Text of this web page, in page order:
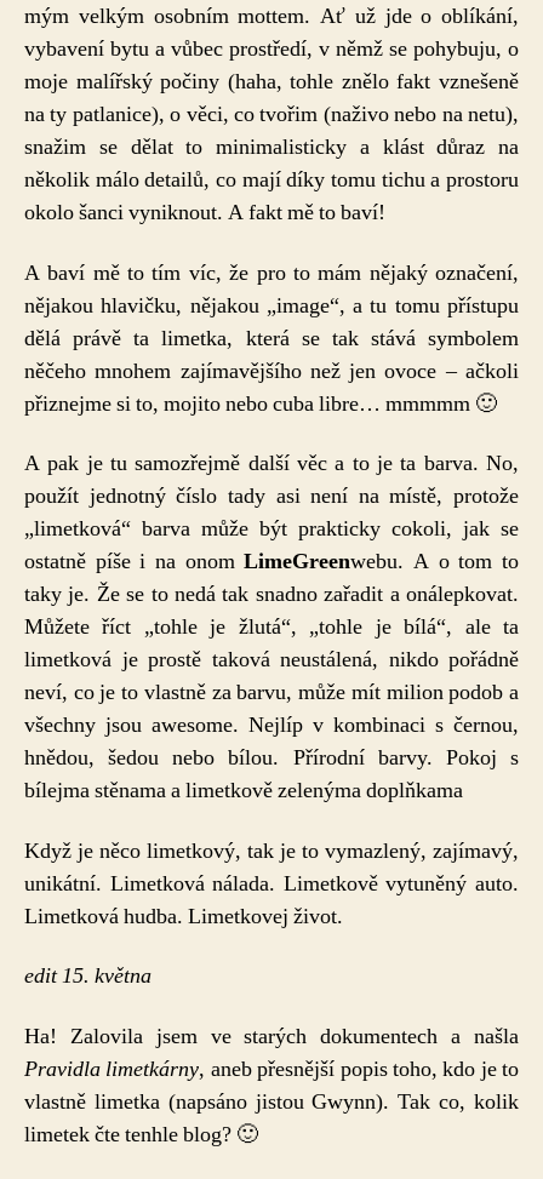
mým velkým osobním mottem. Ať už jde o oblíkání,
vybavení bytu a vůbec prostředí, v němž se pohybuju, o
moje malířský počiny (haha, tohle znělo fakt vznešeně
na ty patlanice), o věci, co tvořim (naživo nebo na netu),
snažim se dělat to minimalisticky a klást důraz na
několik málo detailů, co mají díky tomu tichu a prostoru
okolo šanci vyniknout. A fakt mě to baví!
A baví mě to tím víc, že pro to mám nějaký označení,
nějakou hlavičku, nějakou „image“, a tu tomu přístupu
dělá právě ta limetka, která se tak stává symbolem
něčeho mnohem zajímavějšího než jen ovoce – ačkoli
přiznejme si to, mojito nebo cuba libre… mmmmm 🙂
A pak je tu samozřejmě další věc a to je ta barva. No,
použít jednotný číslo tady asi není na místě, protože
„limetková“ barva může být prakticky cokoli, jak se
ostatně píše i na onomLimeGreenwebu. A o tom to
taky je. Že se to nedá tak snadno zařadit a onálepkovat.
Můžete říct „tohle je žlutá“, „tohle je bílá“, ale ta
limetková je prostě taková neustálená, nikdo pořádně
neví, co je to vlastně za barvu, může mít milion podob a
všechny jsou awesome. Nejlíp v kombinaci s černou,
hnědou, šedou nebo bílou. Přírodní barvy. Pokoj s
bílejma stěnama a limetkově zelenýma doplňkama
Když je něco limetkový, tak je to vymazlený, zajímavý,
unikátní. Limetková nálada. Limetkově vytuněný auto.
Limetková hudba. Limetkovej život.
edit 15. května
Ha! Zalovila jsem ve starých dokumentech a našla
Pravidla limetkárny, aneb přesnější popis toho, kdo je to
vlastně limetka (napsáno jistou Gwynn). Tak co, kolik
limetek čte tenhle blog? 🙂